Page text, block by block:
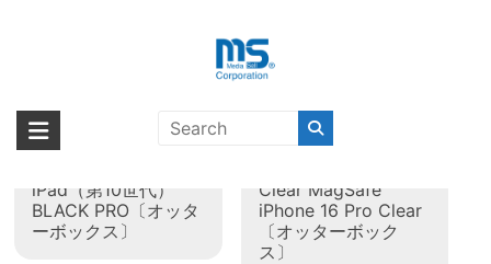
海外輸入ブランド商品｜株式会社
海外事業部が取り揃えている海外輸入商品には、日本では珍しい「海外ブ
ランド」をはじめ「ユニークな商品」「機能的な商品」「コストパフォー
タグ:
iPad（第10世代）
BLACK PRO〔オッタ
ーボックス〕
Clear MagSafe
iPhone 16 Pro Clear
〔オッターボック
ス〕